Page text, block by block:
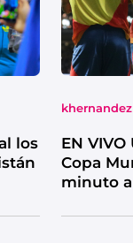
los
khernandez
EN
Copa
minuto